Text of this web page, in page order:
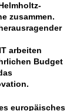
zusammen.
arbeiten
Budget
europäisches